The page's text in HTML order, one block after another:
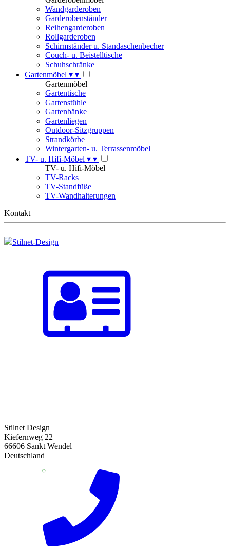
Wandgarderoben
Garderobenständer
Reihengarderoben
Rollgarderoben
Schirmständer u. Standaschenbecher
Couch- u. Beistelltische
Schuhschränke
Gartenmöbel ▾ ▾
Gartenmöbel
Gartentische
Gartenstühle
Gartenbänke
Gartenliegen
Outdoor-Sitzgruppen
Strandkörbe
Wintergarten- u. Terrassenmöbel
TV- u. Hifi-Möbel ▾ ▾
TV- u. Hifi-Möbel
TV-Racks
TV-Standfüße
TV-Wandhalterungen
Kontakt
Stilnet-Design
Stilnet Design
Kiefernweg 22
66606 Sankt Wendel
Deutschland